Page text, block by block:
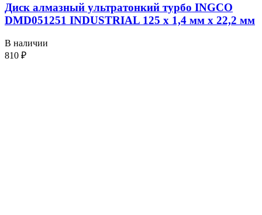
Диск алмазный ультратонкий турбо INGCO
DMD051251 INDUSTRIAL 125 х 1,4 мм x 22,2 мм
В наличии
810 ₽